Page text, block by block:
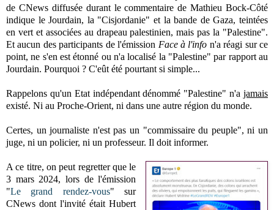
de CNews diffusée durant le commentaire de Mathieu Bock-Côté
indique le Jourdain, la "Cisjordanie" et la bande de Gaza, teintées
en vert et associées au drapeau palestinien, mais pas la "Palestine".
Et aucun des participants de l'émission Face à l'info n'a réagi sur ce
point, ne s'en est étonné ou n'a localisé la "Palestine" par rapport au
Jourdain. Pourquoi ? C'eût été pourtant si simple...
Rappelons qu'un Etat indépendant dénommé "Palestine" n'a jamais
existé. Ni au Proche-Orient, ni dans une autre région du monde.
Certes, un journaliste n'est pas un "commissaire du peuple", ni un
juge, ni un policier, ni un professeur. Il doit informer.
A ce titre, on peut regretter que le
3 mars 2024, lors de l'émission
"Le grand rendez-vous" sur
CNews dont l'invité était Hubert